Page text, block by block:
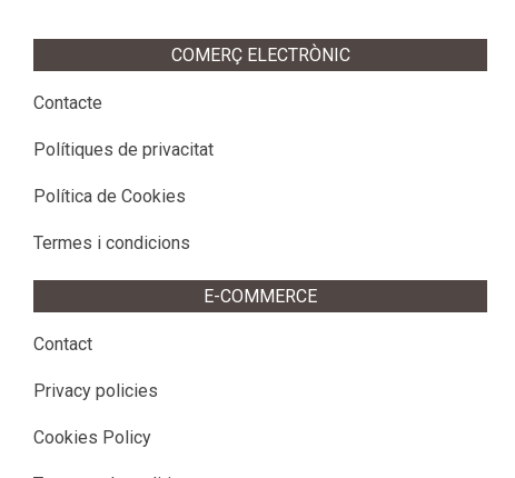
COMERÇ ELECTRÒNIC
Contacte
Polítiques de privacitat
Política de Cookies
Termes i condicions
E-COMMERCE
Contact
Privacy policies
Cookies Policy